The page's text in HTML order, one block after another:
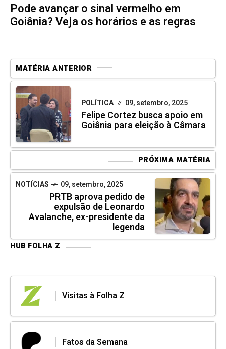
Pode avançar o sinal vermelho em
Goiânia? Veja os horários e as regras
MATÉRIA ANTERIOR
POLÍTICA 09, setembro, 2025
Felipe Cortez busca apoio em
Goiânia para eleição à Câmara
PRÓXIMA MATÉRIA
NOTÍCIAS 09, setembro, 2025
PRTB aprova pedido de
expulsão de Leonardo
Avalanche, ex-presidente da
legenda
HUB FOLHA Z
Visitas à Folha Z
Fatos da Semana